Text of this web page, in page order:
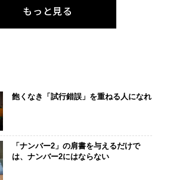
もっと見る
飽くなき「試行錯誤」を重ねる人になれ
「ナンバー2」の肩書を与えるだけで
は、ナンバー2にはならない